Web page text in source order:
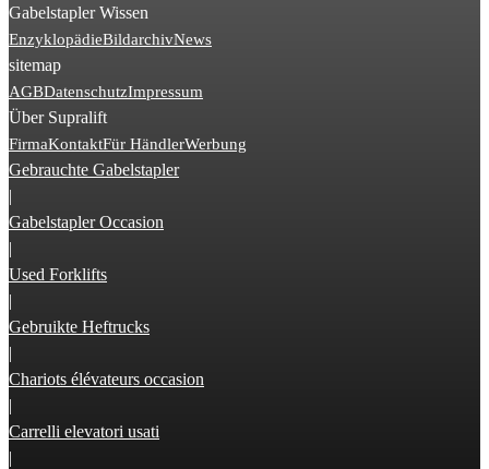
Gabelstapler Wissen
EnzyklopädieBildarchivNews
sitemap
AGBDatenschutzImpressum
Über Supralift
FirmaKontaktFür HändlerWerbung
Gebrauchte Gabelstapler
|
Gabelstapler Occasion
|
Used Forklifts
|
Gebruikte Heftrucks
|
Chariots élévateurs occasion
|
Carrelli elevatori usati
|